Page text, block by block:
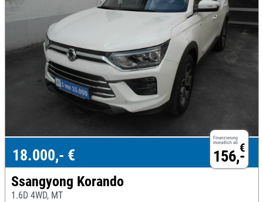
Finanzierung
monatlich ab €
156,-
18.000,- €
Ssangyong Korando
1.6D 4WD, MT